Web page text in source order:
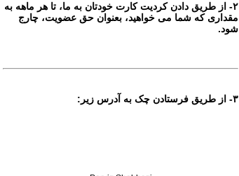
Parviz Shahbazi
Ganj e Hozour audio Program # 114
Ganj e Hozour audio Program # 115
Parviz Shahbazi
۲- از طریق دادن کردیت کارت خودتان به ما، تا هر ماهه به
مقداری که شما می خواهید، بعنوان حق عضویت، چارج
شود.
۳- از طریق فرستادن چک به آدرس زیر: